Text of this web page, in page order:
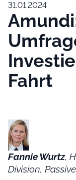
31.01.2024
Fahrt
Fannie Wurtz,
Division,